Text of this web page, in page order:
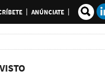
ANÚNCIATE